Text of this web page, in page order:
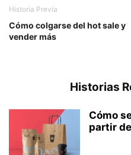
Historia Previa
Cómo colgarse del hot sale y
vender más
Historias
Cómo
partir